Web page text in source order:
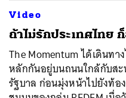
Video
ถ้าไม่รักประเทศไทย
The Momentum ได้เดินท
หลักกันอยู่บนถนนใกล้กับสะ
รัฐบาล ก่อนมุ่งหน้าไปยังท้